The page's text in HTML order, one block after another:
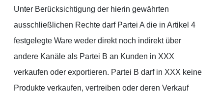
Unter Berücksichtigung der hierin gewährten
ausschließlichen Rechte darf Partei A die in Artikel 4
festgelegte Ware weder direkt noch indirekt über
andere Kanäle als Partei B an Kunden in XXX
verkaufen oder exportieren. Partei B darf in XXX keine
Produkte verkaufen, vertreiben oder deren Verkauf